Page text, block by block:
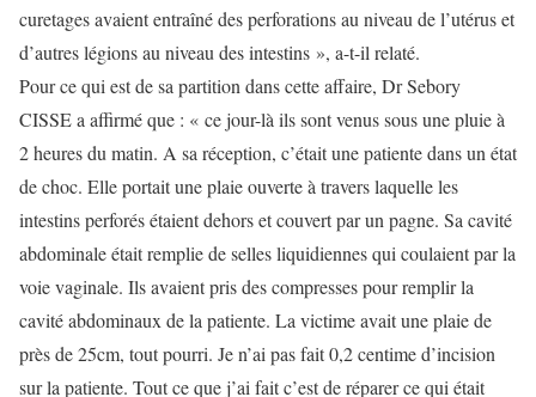
curetages avaient entraîné des perforations au niveau de l’utérus et
d’autres légions au niveau des intestins », a-t-il relaté.
Pour ce qui est de sa partition dans cette affaire, Dr Sebory
CISSE a affirmé que : « ce jour-là ils sont venus sous une pluie à
2 heures du matin. A sa réception, c’était une patiente dans un état
de choc. Elle portait une plaie ouverte à travers laquelle les
intestins perforés étaient dehors et couvert par un pagne. Sa cavité
abdominale était remplie de selles liquidiennes qui coulaient par la
voie vaginale. Ils avaient pris des compresses pour remplir la
cavité abdominaux de la patiente. La victime avait une plaie de
près de 25cm, tout pourri. Je n’ai pas fait 0,2 centime d’incision
sur la patiente. Tout ce que j’ai fait c’est de réparer ce qui était